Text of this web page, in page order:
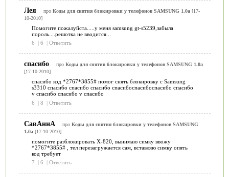
Лея про Коды для снятия блокировки у телефонов SAMSUNG 1.0a[17-
10-2010]
Помогите пожалуйста.....у меня samsung gt-s5239,забыла
пороль....решотка не вводится...
6
| 6 | Ответить
спасибо про Коды для снятия блокировки у телефонов SAMSUNG 1.0a
[17-10-2010]
спасибо код *2767*3855# помог снять блокировку с Samsung
s3310 спасибо спасибо спасибо спасибоспасибоспасибо спасибо
v спасибо спасибо v спасибо
6
| 8 | Ответить
СавАннА про Коды для снятия блокировки у телефонов SAMSUNG
1.0a[17-10-2010]
помогите разблокировать Х-820, вынимаю симку ввожу
*2767*3855# , тел перезагружается сам, вставляю симку опять
код требует
7
| 6 | Ответить